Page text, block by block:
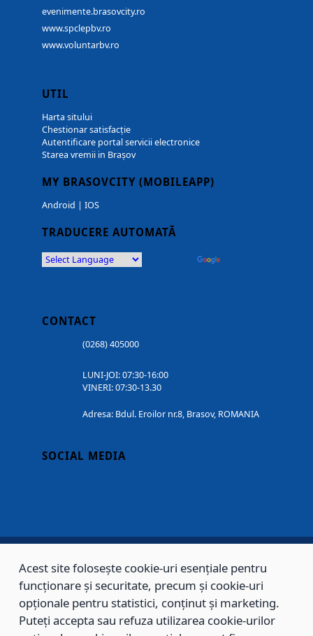
evenimente.brasovcity.ro
www.spclepbv.ro
www.voluntarbv.ro
UTIL
Harta sitului
Chestionar satisfacție
Autentificare portal servicii electronice
Starea vremii in Brașov
MY BRASOVCITY (MOBILEAPP)
Android | IOS
TRADUCERE AUTOMATĂ
CONTACT
(0268) 405000
LUNI-JOI: 07:30-16:00
VINERI: 07:30-13.30
Adresa: Bdul. Eroilor nr.8, Brasov, ROMANIA
SOCIAL MEDIA
Copyright © 2002 - 2026 - PRIMĂRIA MUNICIPIULUI BRAȘOV, toate drepturile
rezervate.
Sitemap Contact
Acest site folosește cookie-uri esențiale pentru
funcționare și securitate, precum și cookie-uri
opționale pentru statistici, conținut și marketing.
Puteți accepta sau refuza utilizarea cookie-urilor